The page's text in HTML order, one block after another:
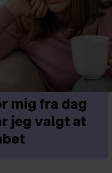
mig fra dag
jeg valgt at